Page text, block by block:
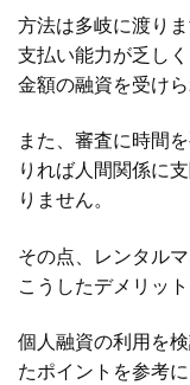
方法は多岐に渡り
支払い能力が乏し
金額の融資を受け
また、審査に時間
りれば人間関係に
りません。
その点、レンタル
こうしたデメリッ
個人融資の利用を
たポイントを参考